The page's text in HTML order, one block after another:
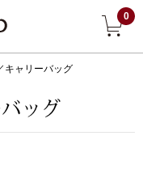
0
る アウター
キャリーバッグ
ッグ